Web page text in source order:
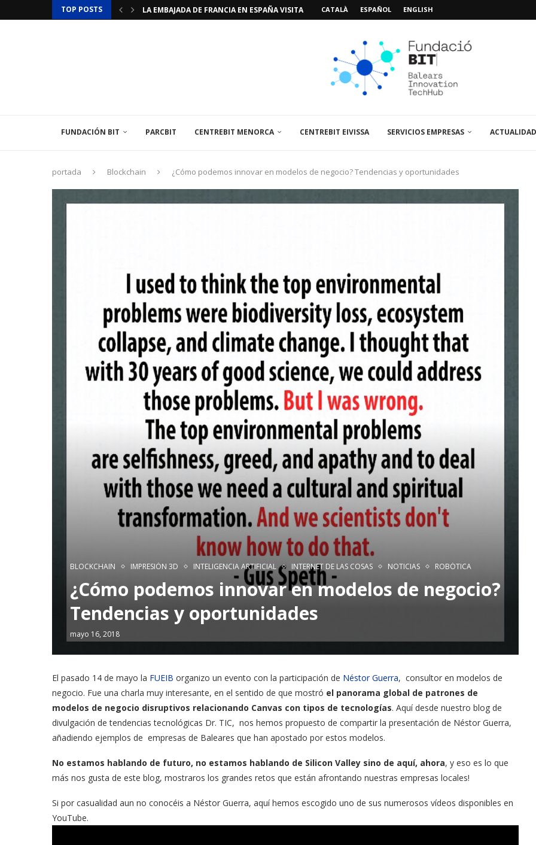
TOP POSTS
LA EMBAJADA DE FRANCIA EN ESPAÑA VISITA EL...
CATALÀ ESPAÑOL ENGLISH
FUNDACIÓN BIT PARCBIT CENTREBIT MENORCA CENTREBIT EIVISSA SERVICIOS EMPRESAS ACTUALIDAD
portada Blockchain ¿Cómo podemos innovar en modelos de negocio? Tendencias y oportunidades
BLOCKCHAIN IMPRESIÓN 3D INTELIGENCIA ARTIFICIAL INTERNET DE LAS COSAS NOTICIAS ROBÓTICA
¿Cómo podemos innovar en modelos de negocio?
Tendencias y oportunidades
mayo 16, 2018
El pasado 14 de mayo la FUEIB organizo un evento con la participación de Néstor Guerra, consultor en modelos de
negocio. Fue una charla muy interesante, en el sentido de que mostró el panorama global de patrones de
modelos de negocio disruptivos relacionando Canvas con tipos de tecnologías. Aquí desde nuestro blog de
divulgación de tendencias tecnológicas Dr. TIC, nos hemos propuesto de compartir la presentación de Néstor Guerra,
añadiendo ejemplos de empresas de Baleares que han apostado por estos modelos.
No estamos hablando de futuro, no estamos hablando de Silicon Valley sino de aquí, ahora, y eso es lo que
más nos gusta de este blog, mostraros los grandes retos que están afrontando nuestras empresas locales!
Si por casualidad aun no conocéis a Néstor Guerra, aquí hemos escogido uno de sus numerosos vídeos disponibles en
YouTube.